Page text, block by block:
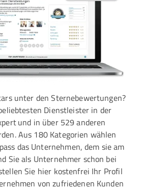
unter den Sternebewertungen?
Dienstleister in der
und in über 529 anderen
Aus 180 Kategorien wählen
das Unternehmen, dem sie am
Sie als Unternehmer schon bei
Sie hier kostenfrei Ihr Profil
von zufriedenen Kunden